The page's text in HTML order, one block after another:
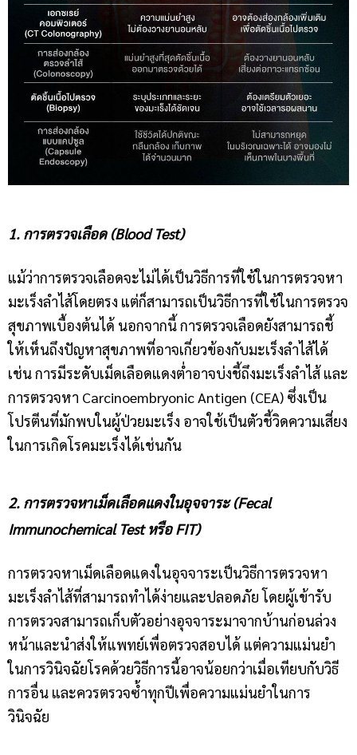
1. การตรวจเลือด (Blood Test)
แม้ว่าการตรวจเลือดจะไม่ได้เป็นวิธีการที่ใช้ในการตรวจหา
มะเร็งลำไส้โดยตรง แต่ก็สามารถเป็นวิธีการที่ใช้ในการตรวจ
สุขภาพเบื้องต้นได้ นอกจากนี้ การตรวจเลือดยังสามารถชี้
ให้เห็นถึงปัญหาสุขภาพที่อาจเกี่ยวข้องกับมะเร็งลำไส้ได้
เช่น การมีระดับเม็ดเลือดแดงต่ำอาจบ่งชี้ถึงมะเร็งลำไส้ และ
การตรวจหา Carcinoembryonic Antigen (CEA) ซึ่งเป็น
โปรตีนที่มักพบในผู้ป่วยมะเร็ง อาจใช้เป็นตัวชี้วิดความเสี่ยง
ในการเกิดโรคมะเร็งได้เช่นกัน
2. การตรวจหาเม็ดเลือดแดงในอุจจาระ (Fecal
Immunochemical Test หรือ FIT)
การตรวจหาเม็ดเลือดแดงในอุจจาระเป็นวิธีการตรวจหา
มะเร็งลำไส้ที่สามารถทำได้ง่ายและปลอดภัย โดยผู้เข้ารับ
การตรวจสามารถเก็บตัวอย่างอุจจาระมาจากบ้านก่อนล่วง
หน้าและนำส่งให้แพทย์เพื่อตรวจสอบได้ แต่ความแม่นยำ
ในการวินิจฉัยโรคด้วยวิธีการนี้อาจน้อยกว่าเมื่อเทียบกับวิธี
การอื่น และควรตรวจซ้ำทุกปีเพื่อความแม่นยำในการ
วินิจฉัย